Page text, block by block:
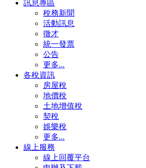
訊息專區
稅務新聞
活動訊息
徵才
統一發票
公告
更多...
各稅資訊
房屋稅
地價稅
土地增值稅
契稅
娛樂稅
更多...
線上服務
線上回覆平台